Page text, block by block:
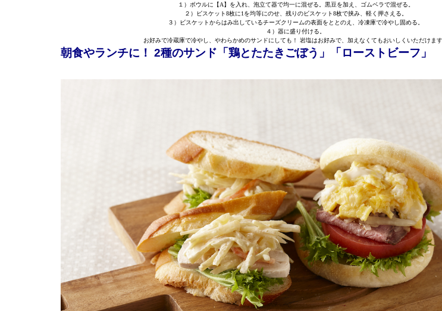
１）ボウルに【A】を入れ、泡立て器で均一に混ぜる。黒豆を加え、ゴムベラで混ぜる。
２）ビスケット8枚に1を均等にのせ、残りのビスケット8枚で挟み、軽く押さえる。
３）ビスケットからはみ出しているチーズクリームの表面をととのえ、冷凍庫で冷やし固める。
４）器に盛り付ける。
お好みで冷蔵庫で冷やし、やわらかめのサンドにしても！ 岩塩はお好みで、加えなくてもおいしくいただけます
朝食やランチに！ 2種のサンド「鶏とたたきごぼう」「ローストビーフ」